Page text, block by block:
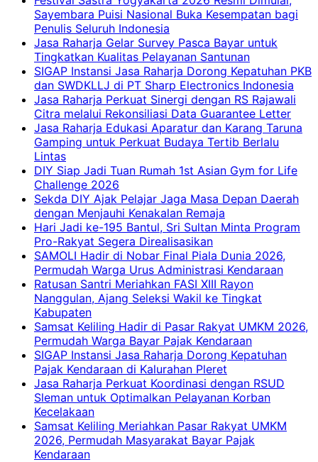
Sayembara Puisi Nasional Buka Kesempatan bagi
Penulis Seluruh Indonesia
Jasa Raharja Gelar Survey Pasca Bayar untuk
Tingkatkan Kualitas Pelayanan Santunan
SIGAP Instansi Jasa Raharja Dorong Kepatuhan PKB
dan SWDKLLJ di PT Sharp Electronics Indonesia
Jasa Raharja Perkuat Sinergi dengan RS Rajawali
Citra melalui Rekonsiliasi Data Guarantee Letter
Jasa Raharja Edukasi Aparatur dan Karang Taruna
Gamping untuk Perkuat Budaya Tertib Berlalu
Lintas
DIY Siap Jadi Tuan Rumah 1st Asian Gym for Life
Challenge 2026
Sekda DIY Ajak Pelajar Jaga Masa Depan Daerah
dengan Menjauhi Kenakalan Remaja
Hari Jadi ke-195 Bantul, Sri Sultan Minta Program
Pro-Rakyat Segera Direalisasikan
SAMOLI Hadir di Nobar Final Piala Dunia 2026,
Permudah Warga Urus Administrasi Kendaraan
Ratusan Santri Meriahkan FASI XIII Rayon
Nanggulan, Ajang Seleksi Wakil ke Tingkat
Kabupaten
Samsat Keliling Hadir di Pasar Rakyat UMKM 2026,
Permudah Warga Bayar Pajak Kendaraan
SIGAP Instansi Jasa Raharja Dorong Kepatuhan
Pajak Kendaraan di Kalurahan Pleret
Jasa Raharja Perkuat Koordinasi dengan RSUD
Sleman untuk Optimalkan Pelayanan Korban
Kecelakaan
Samsat Keliling Meriahkan Pasar Rakyat UMKM
2026, Permudah Masyarakat Bayar Pajak
Kendaraan